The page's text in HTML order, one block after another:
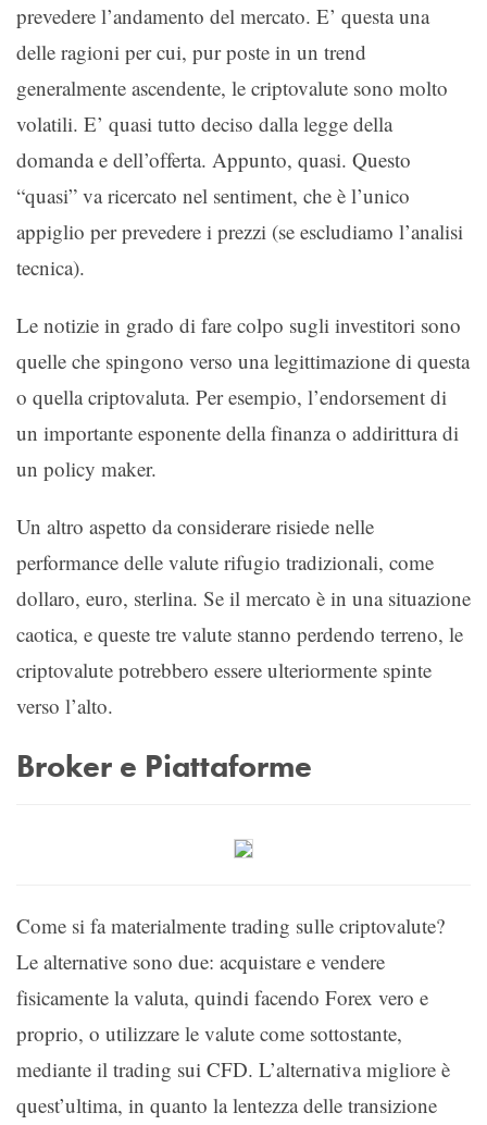
prevedere l’andamento del mercato. E’ questa una
delle ragioni per cui, pur poste in un trend
generalmente ascendente, le criptovalute sono molto
volatili. E’ quasi tutto deciso dalla legge della
domanda e dell’offerta. Appunto, quasi. Questo
“quasi” va ricercato nel sentiment, che è l’unico
appiglio per prevedere i prezzi (se escludiamo l’analisi
tecnica).
Le notizie in grado di fare colpo sugli investitori sono
quelle che spingono verso una legittimazione di questa
o quella criptovaluta. Per esempio, l’endorsement di
un importante esponente della finanza o addirittura di
un policy maker.
Un altro aspetto da considerare risiede nelle
performance delle valute rifugio tradizionali, come
dollaro, euro, sterlina. Se il mercato è in una situazione
caotica, e queste tre valute stanno perdendo terreno, le
criptovalute potrebbero essere ulteriormente spinte
verso l’alto.
Broker e Piattaforme
Come si fa materialmente trading sulle criptovalute?
Le alternative sono due: acquistare e vendere
fisicamente la valuta, quindi facendo Forex vero e
proprio, o utilizzare le valute come sottostante,
mediante il trading sui CFD. L’alternativa migliore è
quest’ultima, in quanto la lentezza delle transizione